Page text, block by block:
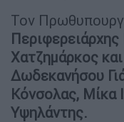
Τον
Χατζημάρκος
Δωδεκανήσου
Κόνσολας, Μίκα
Υψηλάντης.